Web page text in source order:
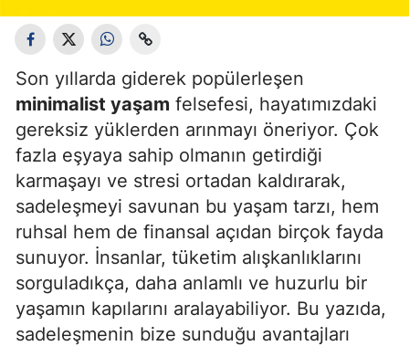
Çorum
Denizli
Diyarbakır
Edirne
Elazığ
Erzincan
Erzurum
Son yıllarda giderek popülerleşen
minimalist yaşam felsefesi, hayatımızdaki
gereksiz yüklerden arınmayı öneriyor. Çok
fazla eşyaya sahip olmanın getirdiği
karmaşayı ve stresi ortadan kaldırarak,
sadeleşmeyi savunan bu yaşam tarzı, hem
ruhsal hem de finansal açıdan birçok fayda
sunuyor. İnsanlar, tüketim alışkanlıklarını
sorguladıkça, daha anlamlı ve huzurlu bir
yaşamın kapılarını aralayabiliyor. Bu yazıda,
sadeleşmenin bize sunduğu avantajları